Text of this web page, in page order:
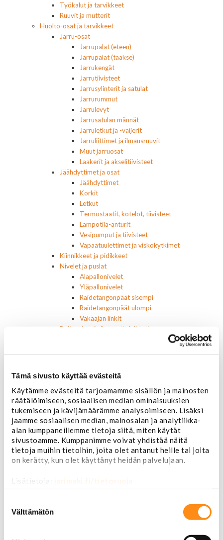
Tämä sivusto käyttää evästeitä
Käytämme evästeitä tarjoamamme sisällön ja mainosten
räätälöimiseen, sosiaalisen median ominaisuuksien
tukemiseen ja kävijämäärämme analysoimiseen. Lisäksi
jaamme sosiaalisen median, mainosalan ja analytiikka-
alan kumppaneillemme tietoja siitä, miten käytät
sivustoamme. Kumppanimme voivat yhdistää näitä
tietoja muihin tietoihin, joita olet antanut heille tai joita
on kerätty, kun olet käyttänyt heidän palvelujaan.
Lisätietoja: jarimaki.fi/tietosuoja
valinta
Välttämätön
Työkalut ja tarvikkeet
Ruuvit ja mutterit
Huolto-osat ja tarvikkeet
Jarru-osat
Jarrupalat (eteen)
Jarrupalat (taakse)
Jarrukengät
Jarrutiivisteet
Jarrusylinterit ja satulat
Jarrurummut
Jarrulevyt
Jarrusatulan männät
Jarruletkut ja -vaijerit
Jarruliittimet ja ilmausruuvit
Muut jarruosat
Laakerit ja akselitiivisteet
Jäähdyttimet ja osat
Jäähdyttimet
Korkit
Letkut
Termostaatit, kotelot, tiivisteet
Lämpötila-anturit
Vesipumput ja tiivisteet
Vapaatuulettimet ja viskokytkimet
Kiinnikkeet ja pidikkeet
Nivelet ja puslat
Alapallonivelet
Yläpallonivelet
Raidetangonpäät sisempi
Raidetangonpäät ulompi
Vakaajan linkit
Polttoaine- ja ilmanottolaitteet
Harvinaiset
Muut öljynsuodattimet
Vaihteistosuodattimet
AC Delco
Muut
Polttoainesuodattimet
AC Delco
Motorcraft
Mopar